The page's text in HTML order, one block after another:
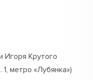
Игоря Крутого
метро «Лубянка»)